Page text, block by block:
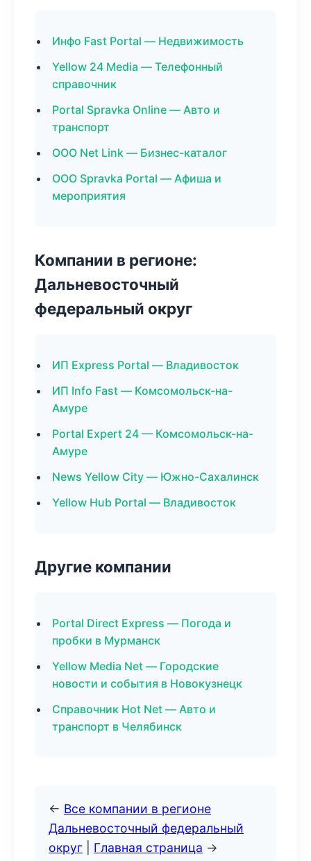
Инфо Fast Portal — Недвижимость
Yellow 24 Media — Телефонный
справочник
Portal Spravka Online — Авто и
транспорт
ООО Net Link — Бизнес-каталог
ООО Spravka Portal — Афиша и
мероприятия
Компании в регионе:
Дальневосточный
федеральный округ
ИП Express Portal — Владивосток
ИП Info Fast — Комсомольск-на-
Амуре
Portal Expert 24 — Комсомольск-на-
Амуре
News Yellow City — Южно-Сахалинск
Yellow Hub Portal — Владивосток
Другие компании
Portal Direct Express — Погода и
пробки в Мурманск
Yellow Media Net — Городские
новости и события в Новокузнецк
Справочник Hot Net — Авто и
транспорт в Челябинск
← Все компании в регионе
Дальневосточный федеральный
округ
Главная страница →